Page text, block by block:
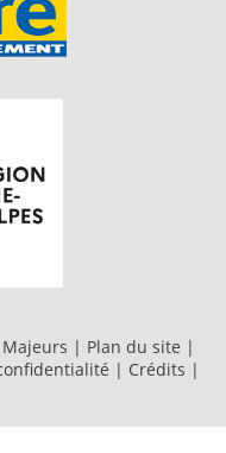
| Plan du site |
| Crédits |